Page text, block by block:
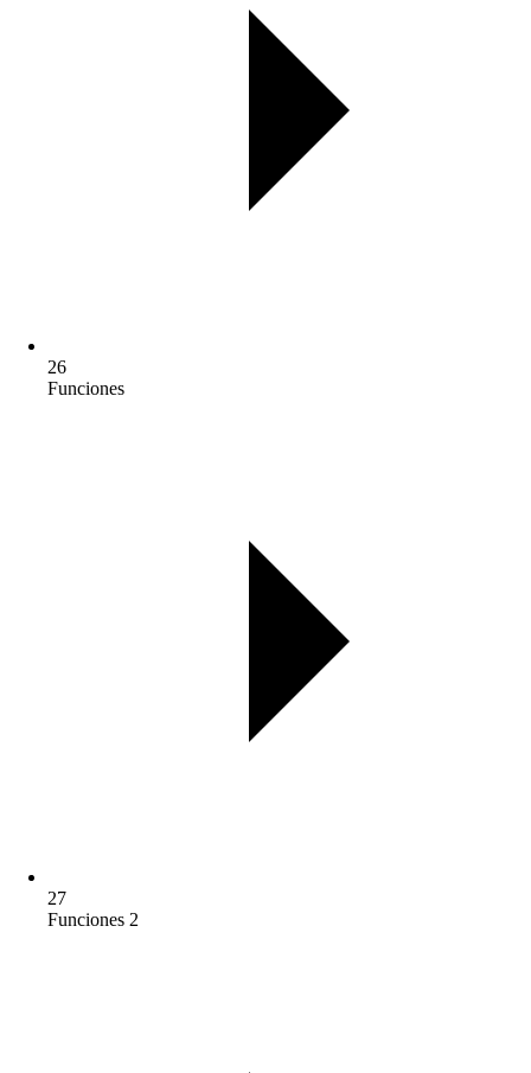
26
Funciones
27
Funciones 2